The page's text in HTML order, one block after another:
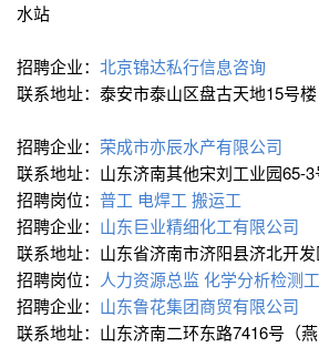
水站
招聘企业： 北京锦达私行信息咨询
联系地址：泰安市泰山区盘古天地15号楼
招聘企业： 荣成市亦辰水产有限公司
联系地址：山东济南其他宋刘工业园65-3
招聘岗位： 普工 电焊工 搬运工
招聘企业： 山东巨业精细化工有限公司
联系地址：山东省济南市济阳县济北开
招聘岗位： 人力资源总监化学分析检测
招聘企业： 山东鲁花集团商贸有限公司
联系地址：山东济南二环东路7416号（